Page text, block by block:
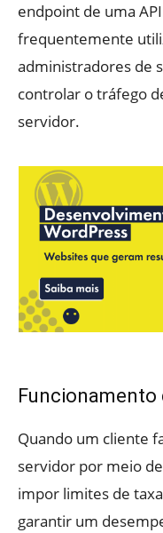
endpoint de uma
frequentemente
administradores de
controlar o tráfego
servidor.
Funcionamento
Quando um cliente
servidor por meio
impor limites de
garantir um